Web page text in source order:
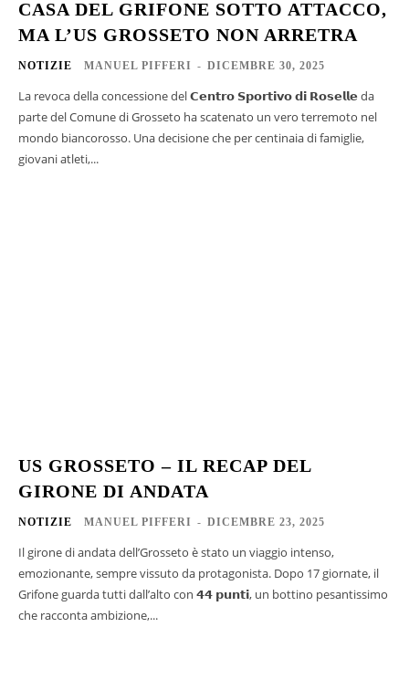
CASA DEL GRIFONE SOTTO ATTACCO,
MA L’US GROSSETO NON ARRETRA
NOTIZIE MANUEL PIFFERI - DICEMBRE 30, 2025
La revoca della concessione del 𝗖𝗲𝗻𝘁𝗿𝗼 𝗦𝗽𝗼𝗿𝘁𝗶𝘃𝗼 𝗱𝗶 𝗥𝗼𝘀𝗲𝗹𝗹𝗲 da
parte del Comune di Grosseto ha scatenato un vero terremoto nel
mondo biancorosso. Una decisione che per centinaia di famiglie,
giovani atleti,...
US GROSSETO – IL RECAP DEL
GIRONE DI ANDATA
NOTIZIE MANUEL PIFFERI - DICEMBRE 23, 2025
Il girone di andata dell’Grosseto è stato un viaggio intenso,
emozionante, sempre vissuto da protagonista. Dopo 17 giornate, il
Grifone guarda tutti dall’alto con 𝟰𝟰 𝗽𝘂𝗻𝘁𝗶, un bottino pesantissimo
che racconta ambizione,...